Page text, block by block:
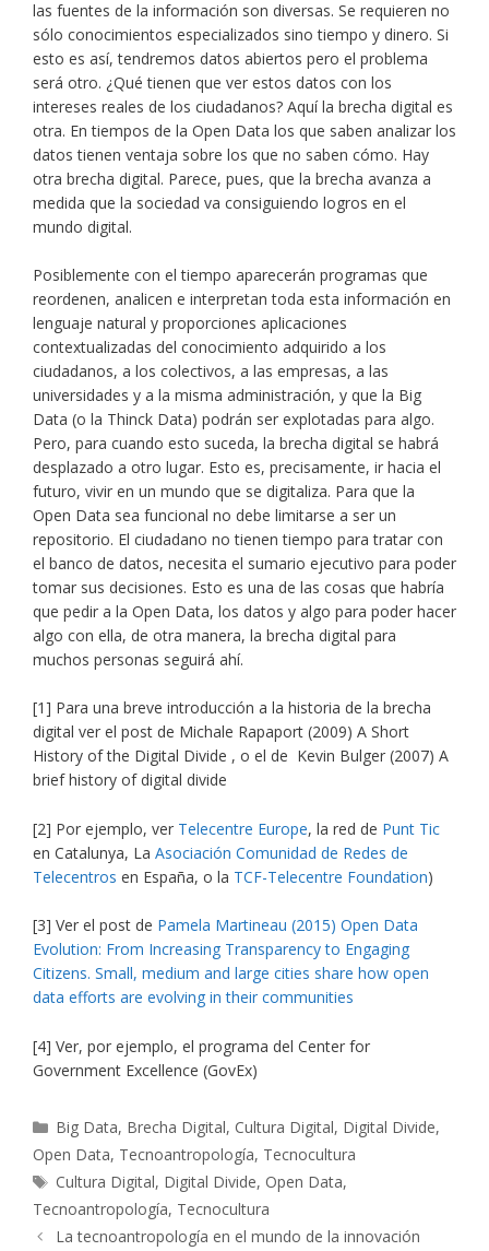
las fuentes de la información son diversas. Se requieren no
sólo conocimientos especializados sino tiempo y dinero. Si
esto es así, tendremos datos abiertos pero el problema
será otro. ¿Qué tienen que ver estos datos con los
intereses reales de los ciudadanos? Aquí la brecha digital es
otra. En tiempos de la Open Data los que saben analizar los
datos tienen ventaja sobre los que no saben cómo. Hay
otra brecha digital. Parece, pues, que la brecha avanza a
medida que la sociedad va consiguiendo logros en el
mundo digital.
Posiblemente con el tiempo aparecerán programas que
reordenen, analicen e interpretan toda esta información en
lenguaje natural y proporciones aplicaciones
contextualizadas del conocimiento adquirido a los
ciudadanos, a los colectivos, a las empresas, a las
universidades y a la misma administración, y que la Big
Data (o la Thinck Data) podrán ser explotadas para algo.
Pero, para cuando esto suceda, la brecha digital se habrá
desplazado a otro lugar. Esto es, precisamente, ir hacia el
futuro, vivir en un mundo que se digitaliza. Para que la
Open Data sea funcional no debe limitarse a ser un
repositorio. El ciudadano no tienen tiempo para tratar con
el banco de datos, necesita el sumario ejecutivo para poder
tomar sus decisiones. Esto es una de las cosas que habría
que pedir a la Open Data, los datos y algo para poder hacer
algo con ella, de otra manera, la brecha digital para
muchos personas seguirá ahí.
[1] Para una breve introducción a la historia de la brecha
digital ver el post de Michale Rapaport (2009) A Short
History of the Digital Divide , o el de Kevin Bulger (2007) A
brief history of digital divide
[2] Por ejemplo, ver Telecentre Europe, la red de Punt Tic
en Catalunya, La Asociación Comunidad de Redes de
Telecentros en España, o la TCF-Telecentre Foundation)
[3] Ver el post de Pamela Martineau (2015) Open Data
Evolution: From Increasing Transparency to Engaging
Citizens. Small, medium and large cities share how open
data efforts are evolving in their communities
[4] Ver, por ejemplo, el programa del Center for
Government Excellence (GovEx)
Categorías
Big Data, Brecha Digital, Cultura Digital, Digital Divide,
Open Data, Tecnoantropología, Tecnocultura
Etiquetas
Cultura Digital, Digital Divide,Open Data,
Tecnoantropología, Tecnocultura
La tecnoantropología en el mundo de la innovación